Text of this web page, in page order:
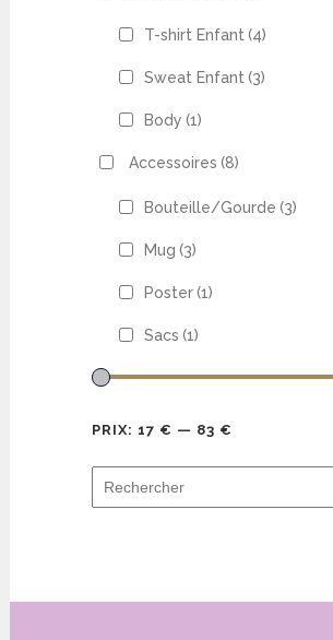
T-shirt Enfant (4)
Sweat Enfant (3)
Body (1)
Accessoires (8)
Bouteille/Gourde (3)
Mug (3)
Poster(1)
Sacs (1)
PRIX: 17 € — 83 €